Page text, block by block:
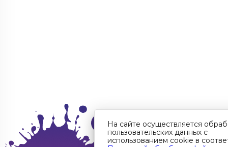
На сайте осуществляется
пользовательских данных с
использованием cookie в